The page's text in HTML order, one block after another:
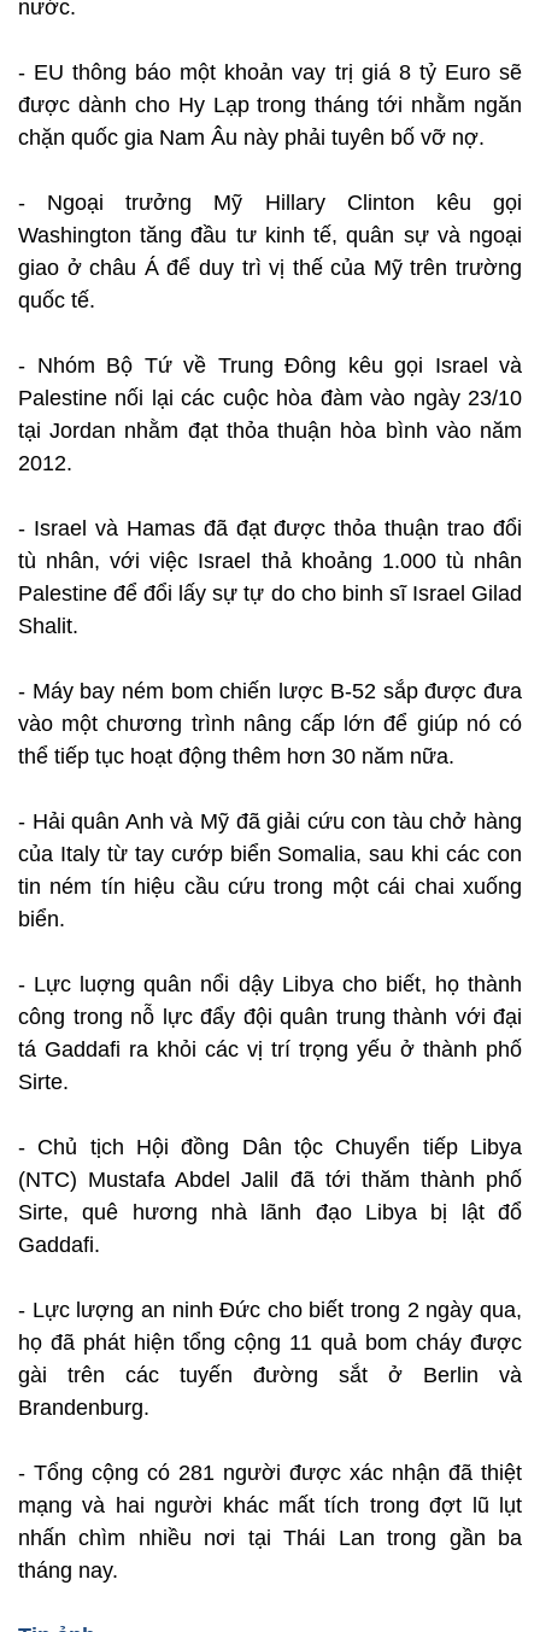
nước.
- EU thông báo một khoản vay trị giá 8 tỷ Euro sẽ
được dành cho Hy Lạp trong tháng tới nhằm ngăn
chặn quốc gia Nam Âu này phải tuyên bố vỡ nợ.
- Ngoại trưởng Mỹ Hillary Clinton kêu gọi
Washington tăng đầu tư kinh tế, quân sự và ngoại
giao ở châu Á để duy trì vị thế của Mỹ trên trường
quốc tế.
- Nhóm Bộ Tứ về Trung Đông kêu gọi Israel và
Palestine nối lại các cuộc hòa đàm vào ngày 23/10
tại Jordan nhằm đạt thỏa thuận hòa bình vào năm
2012.
- Israel và Hamas đã đạt được thỏa thuận trao đổi
tù nhân, với việc Israel thả khoảng 1.000 tù nhân
Palestine để đổi lấy sự tự do cho binh sĩ Israel Gilad
Shalit.
- Máy bay ném bom chiến lược B-52 sắp được đưa
vào một chương trình nâng cấp lớn để giúp nó có
thể tiếp tục hoạt động thêm hơn 30 năm nữa.
- Hải quân Anh và Mỹ đã giải cứu con tàu chở hàng
của Italy từ tay cướp biển Somalia, sau khi các con
tin ném tín hiệu cầu cứu trong một cái chai xuống
biển.
- Lực luợng quân nổi dậy Libya cho biết, họ thành
công trong nỗ lực đẩy đội quân trung thành với đại
tá Gaddafi ra khỏi các vị trí trọng yếu ở thành phố
Sirte.
- Chủ tịch Hội đồng Dân tộc Chuyển tiếp Libya
(NTC) Mustafa Abdel Jalil đã tới thăm thành phố
Sirte, quê hương nhà lãnh đạo Libya bị lật đổ
Gaddafi.
- Lực lượng an ninh Đức cho biết trong 2 ngày qua,
họ đã phát hiện tổng cộng 11 quả bom cháy được
gài trên các tuyến đường sắt ở Berlin và
Brandenburg.
- Tổng cộng có 281 người được xác nhận đã thiệt
mạng và hai người khác mất tích trong đợt lũ lụt
nhấn chìm nhiều nơi tại Thái Lan trong gần ba
tháng nay.